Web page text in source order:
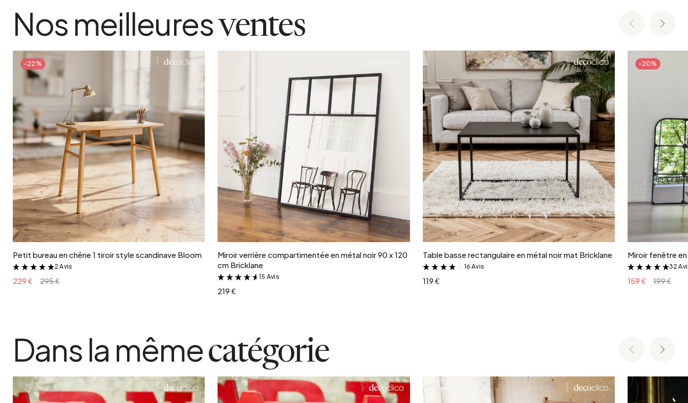
Jonc de mer naturel et teinté
poids colis
Naturel moutarde et noir
Nos meilleuresventes
-22%
Ajouter au panier
Petit bureau en chêne 1 tiroir style scandinave Bloom
&
2 Avis
229 € 295 €
Ajouter au panier
Miroir verrière compartimentée en métal noir 90 x 120
cm Bricklane
&
15 Avis
219 €
Ajouter au panier
Table basse rectangulaire en métal noir mat Bricklane
&
16 Avis
119 €
-20%
Miroir fenêtre
&
32
159 € 199 €
Dans la mêmecatégorie